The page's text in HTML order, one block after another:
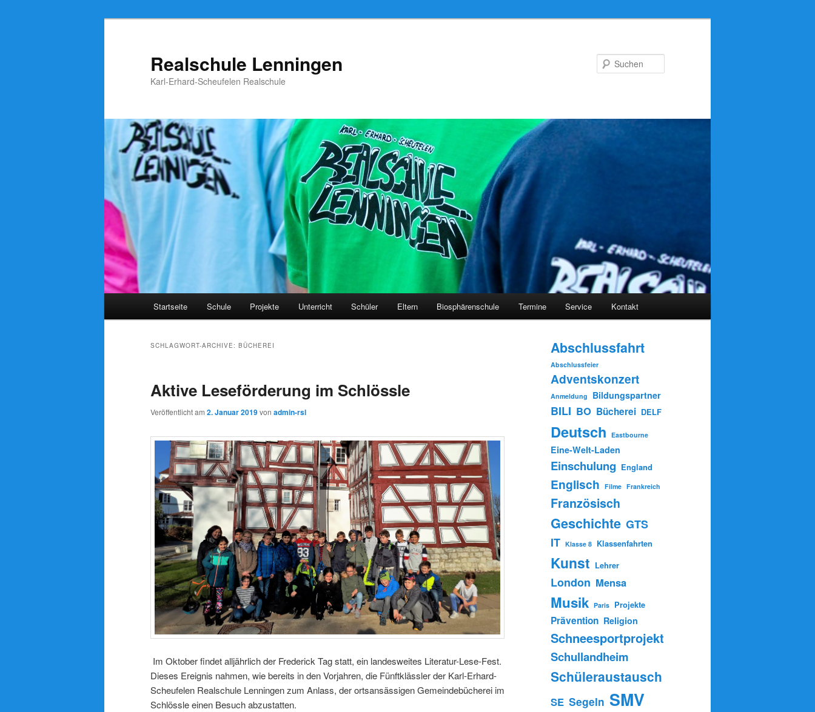
Realschule Lenningen
Karl-Erhard-Scheufelen Realschule
Startseite Schule Projekte Unterricht Schüler Eltern Biosphärenschule Termine Service Kontakt
SCHLAGWORT-ARCHIVE: BÜCHEREI
Aktive Leseförderung im Schlössle
Veröffentlicht am 2. Januar 2019von admin-rsl
Im Oktober findet alljährlich der Frederick Tag statt, ein landesweites Literatur-Lese-Fest.
Dieses Ereignis nahmen, wie bereits in den Vorjahren, die Fünftklässler der Karl-Erhard-
Scheufelen Realschule Lenningen zum Anlass, der ortsansässigen Gemeindebücherei im
Schlössle einen Besuch abzustatten.
Abschlussfahrt
Abschlussfeier
Adventskonzert
Anmeldung Bildungspartner
BILI BO Bücherei DELF
Deutsch Eastbourne
Eine-Welt-Laden
Einschulung England
Englisch Filme Frankreich
Französisch
Geschichte GTS
IT Klasse 8 Klassenfahrten
Kunst Lehrer
London Mensa
Musik Paris Projekte
Prävention Religion
Schneesportprojekt
Schullandheim
Schüleraustausch
SE Segeln SMV